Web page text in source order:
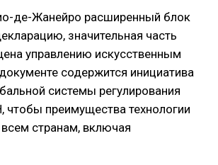
де-Жанейро расширенный блок
значительная часть
управлению искусственным
содержится инициатива
системы регулирования
чтобы преимущества технологии
странам, включая